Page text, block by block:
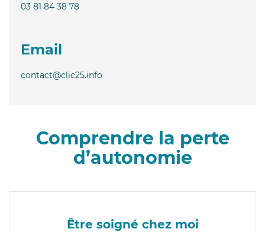
03 81 84 38 78
Email
contact@clic25.info
Comprendre la perte
d’autonomie
Être soigné chez moi